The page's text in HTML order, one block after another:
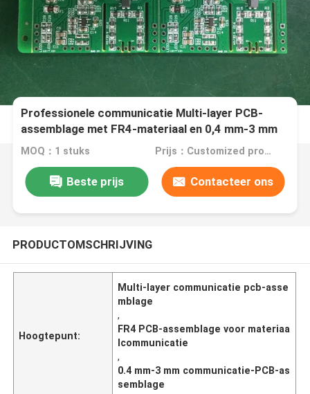
Professionele communicatie Multi-layer PCB-
assemblage met FR4-materiaal en 0,4 mm-3 mm
dikte
MOQ：1 stuks Prijs：Customized products
Beste prijs Contacteer ons
PRODUCTOMSCHRIJVING
Hoogtepunt:
Multi-layer communicatie pcb-asse
mblage
,
FR4 PCB-assemblage voor materiaa
lcommunicatie
,
0.4 mm-3 mm communicatie-PCB-as
semblage